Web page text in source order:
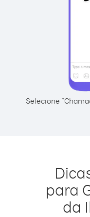
Selecione
para
da